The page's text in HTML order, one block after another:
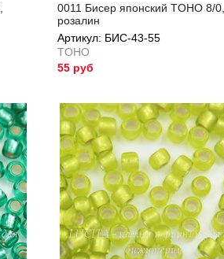
0011 Бисер японский TOHO 8/0,
розалин
Артикул: БИС-43-55
TOHO
55 руб